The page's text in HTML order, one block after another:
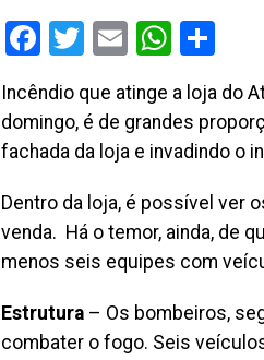
Facebook
Twitter
Email
Incêndio que atinge a loja do
domingo, é de grandes
fachada da loja e invadindo o
Dentro da loja, é possível ver
venda. Há o temor, ainda, de
menos seis equipes com
Estrutura – Os bombeiros,
combater o fogo. Seis